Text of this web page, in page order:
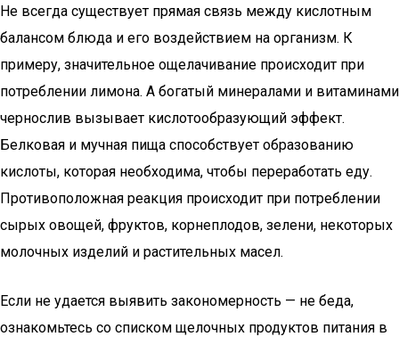
Не всегда существует прямая связь между кислотным
балансом блюда и его воздействием на организм. К
примеру, значительное ощелачивание происходит при
потреблении лимона. А богатый минералами и витаминами
чернослив вызывает кислотообразующий эффект.
Белковая и мучная пища способствует образованию
кислоты, которая необходима, чтобы переработать еду.
Противоположная реакция происходит при потреблении
сырых овощей, фруктов, корнеплодов, зелени, некоторых
молочных изделий и растительных масел.
Если не удается выявить закономерность — не беда,
ознакомьтесь со списком щелочных продуктов питания в